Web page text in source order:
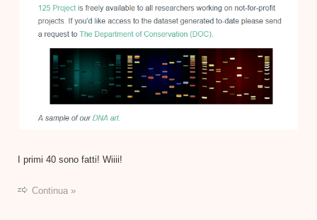
I primi 40 sono fatti! Wiiii!
Continua »